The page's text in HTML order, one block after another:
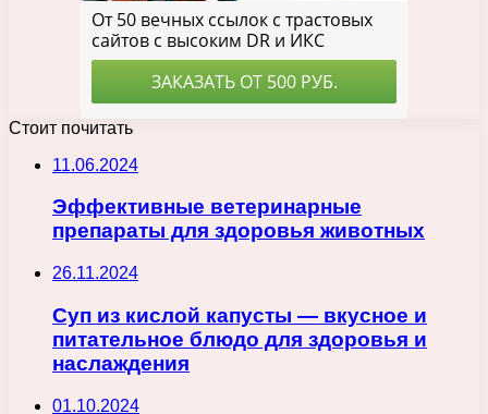
Стоит почитать
11.06.2024
Эффективные ветеринарные
препараты для здоровья животных
26.11.2024
Суп из кислой капусты — вкусное и
питательное блюдо для здоровья и
наслаждения
01.10.2024